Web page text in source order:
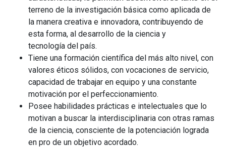
terreno de la investigación básica como aplicada de
la manera creativa e innovadora, contribuyendo de
esta forma, al desarrollo de la ciencia y
tecnología del país.
Tiene una formación científica del más alto nivel, con
valores éticos sólidos, con vocaciones de servicio,
capacidad de trabajar en equipo y una constante
motivación por el perfeccionamiento.
Posee habilidades prácticas e intelectuales que lo
motivan a buscar la interdisciplinaria con otras ramas
de la ciencia, consciente de la potenciación lograda
en pro de un objetivo acordado.